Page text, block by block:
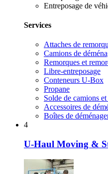
Entreposage de
Services
Attaches de
Camions de
Remorques et
Libre-entreposage
Conteneurs U-Box
Propane
Solde de camions
Accessoires de
Boîtes de
4
U-Haul Moving &